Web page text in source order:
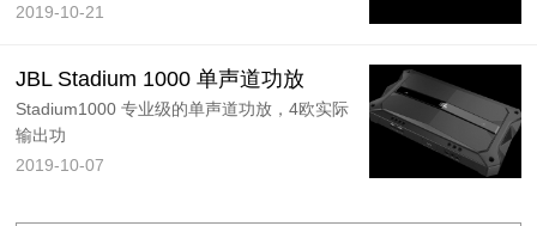
2019-10-21
JBL Stadium 1000 单声道功放
Stadium1000 专业级的单声道功放，4欧实际
输出功
2019-10-07